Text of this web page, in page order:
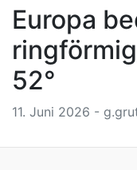
Europa
52°
11. Juni 2026 -